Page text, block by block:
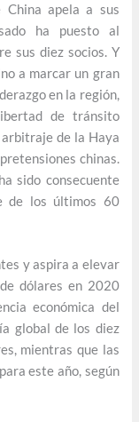
China apela a sus
ha puesto al
sus diez socios. Y
a marcar un gran
en la región,
de tránsito
de la Haya
chinas.
sido consecuente
de los últimos 60
y aspira a elevar
dólares en 2020
económica del
global de los diez
mientras que las
este año, según